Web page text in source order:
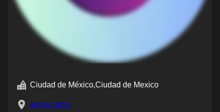
Ciudad de México,Ciudad de Mexico
arena cdmx